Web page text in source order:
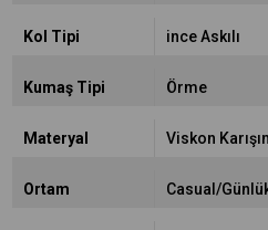
Kol Tipi ince Askılı
Kumaş Tipi Örme
Materyal Viskon
Ortam Casual/